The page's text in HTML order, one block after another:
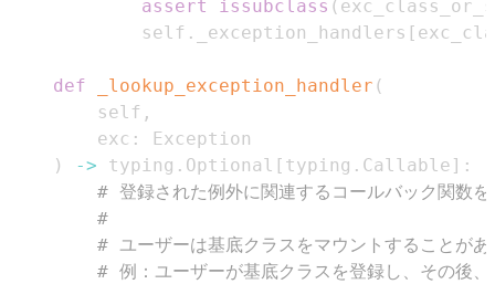
assert issubclass (
            self
. _exception_handlers [
def _lookup_exception_handler (
        self
,
        exc
:
)
-> typing . Optional [ typing . Callable ] :
# 登録された例外に関連するコールバック関数
#
# ユーザーは基底クラスをマウントすること
# 例：ユーザーが基底クラスを登録し、その後